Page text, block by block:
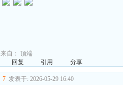
来自： 顶端
回复
引用 分享
7 发表于: 2026-05-29 16:40